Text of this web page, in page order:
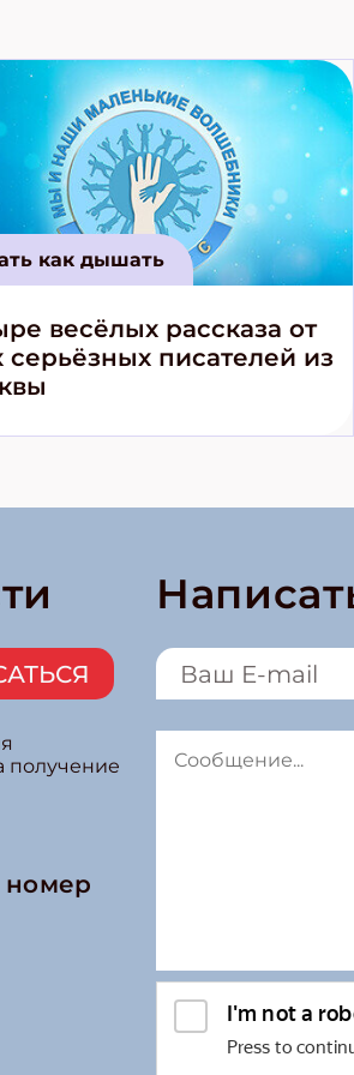
как дышать
весёлых рассказа от
серьёзных писателей из
получение